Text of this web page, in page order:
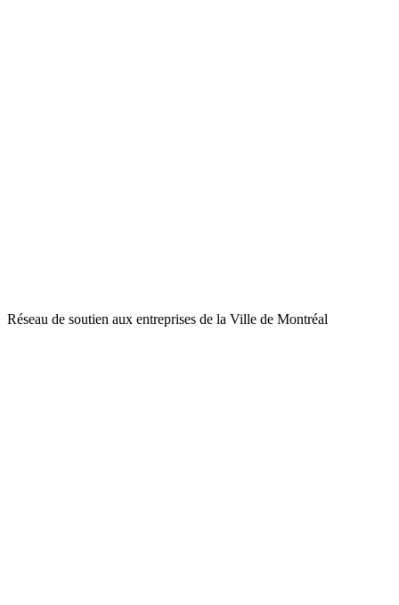
Réseau de soutien aux entreprises de la Ville de Montréal